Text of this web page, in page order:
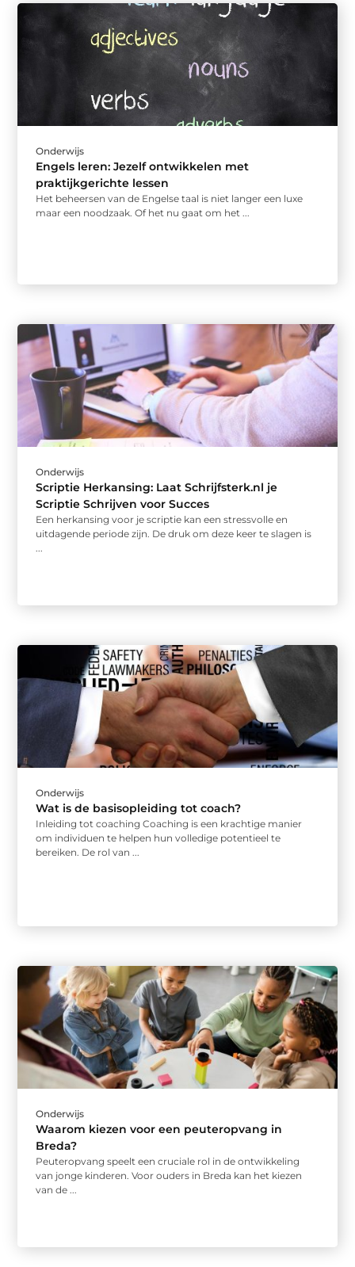
Onderwijs
Engels leren: Jezelf ontwikkelen met
praktijkgerichte lessen
Het beheersen van de Engelse taal is niet langer een luxe
maar een noodzaak. Of het nu gaat om het ...
Onderwijs
Scriptie Herkansing: Laat Schrijfsterk.nl je
Scriptie Schrijven voor Succes
Een herkansing voor je scriptie kan een stressvolle en
uitdagende periode zijn. De druk om deze keer te slagen is
...
Onderwijs
Wat is de basisopleiding tot coach?
Inleiding tot coaching Coaching is een krachtige manier
om individuen te helpen hun volledige potentieel te
bereiken. De rol van ...
Onderwijs
Waarom kiezen voor een peuteropvang in
Breda?
Peuteropvang speelt een cruciale rol in de ontwikkeling
van jonge kinderen. Voor ouders in Breda kan het kiezen
van de ...